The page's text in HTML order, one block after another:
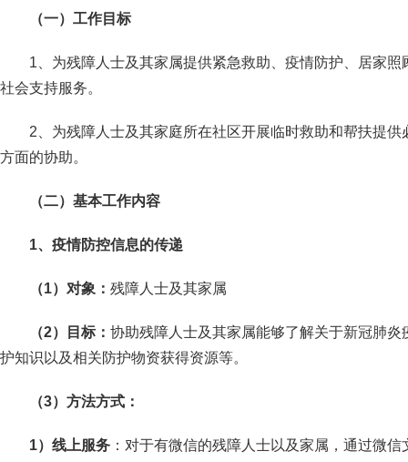
（一）工作目标
1、为残障人士及其家属提供紧急救助、疫情防护、居家
社会支持服务。
2、为残障人士及其家庭所在社区开展临时救助和帮扶提
方面的协助。
（二）基本工作内容
1、疫情防控信息的传递
（1）对象： 残障人士及其家属
（2）目标： 协助残障人士及其家属能够了解关于新冠肺
护知识以及相关防护物资获得资源等。
（3）方法方式：
1）线上服务 ：对于有微信的残障人士以及家属，通过微